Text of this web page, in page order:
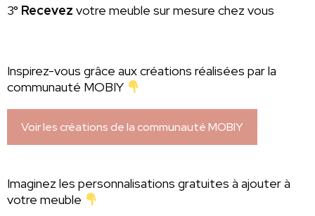
3° Recevez votre meuble sur mesure chez vous
Inspirez-vous grâce aux créations réalisées par la
communauté MOBIY
Voir les créations de la communauté MOBIY
Imaginez les personnalisations gratuites à ajouter à
votre meuble